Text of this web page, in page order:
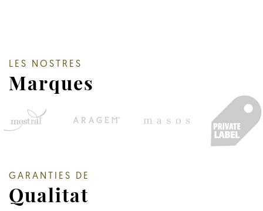
LES NOSTRES
Marques
GARANTIES DE
Qualitat